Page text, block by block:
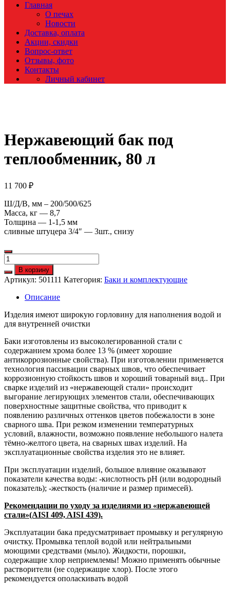
Главная
О печах
Новости
Доставка, оплата
Акции, скидки
Вопрос-ответ
Отзывы, фото
Контакты
Личный кабинет
Нержавеющий бак под
теплообменник, 80 л
11 700 ₽
Ш/Д/В, мм – 200/500/625
Масса, кг — 8,7
Толщина — 1-1,5 мм
сливные штуцера 3/4″ — 3шт., снизу
Количество
Нержавеющий
бак
под
теплообменник,
л
В корзину
Артикул: 501111 Категория: Баки и комплектующие
Описание
Изделия имеют широкую горловину для наполнения водой и
для внутренней очистки
Баки изготовлены из высоколегированной стали с
содержанием хрома более 13 % (имеет хорошие
антикоррозионные свойства). При изготовлении применяется
технология пассивации сварных швов, что обеспечивает
коррозионную стойкость швов и хороший товарный вид.. При
сварке изделий из «нержавеющей стали» происходит
выгорание легирующих элементов стали, обеспечивающих
поверхностные защитные свойства, что приводит к
появлению различных оттенков цветов побежалости в зоне
сварного шва. При резком изменении температурных
условий, влажности, возможно появление небольшого налета
тёмно-желтого цвета, на сварных швах изделий. На
эксплуатационные свойства изделия это не влияет.
При эксплуатации изделий, большое влияние оказывают
показатели качества воды: -кислотность рН (или водородный
показатель); -жесткость (наличие и размер примесей).
Рекомендации по уходу за изделиями из «нержавеющей
стали»(AISI 409, AISI 439).
Эксплуатации бака предусматривает промывку и регулярную
очистку. Промывка теплой водой или нейтральными
моющими средствами (мыло). Жидкости, порошки,
содержащие хлор неприемлемы! Можно применять обычные
растворители (не содержащие хлор). После этого
рекомендуется ополаскивать водой